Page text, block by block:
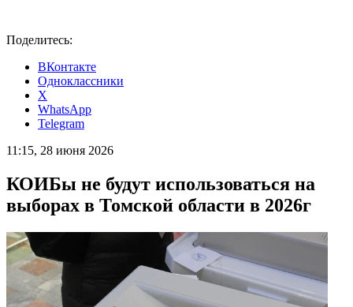
Поделитесь:
ВКонтакте
Одноклассники
X
WhatsApp
Telegram
11:15, 28 июня 2026
КОИБы не будут использоваться на
выборах в Томской области в 2026г